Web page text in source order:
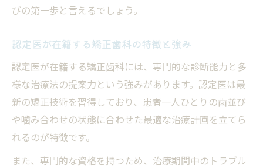
びの第一歩と言えるでしょう。
認定医が在籍する矯正歯科の特徴と強み
認定医が在籍する矯正歯科には、専門的な診断能力と多
様な治療法の提案力という強みがあります。認定医は最
新の矯正技術を習得しており、患者一人ひとりの歯並び
や噛み合わせの状態に合わせた最適な治療計画を立てら
れるのが特徴です。
また、専門的な資格を持つため、治療期間中のトラブル